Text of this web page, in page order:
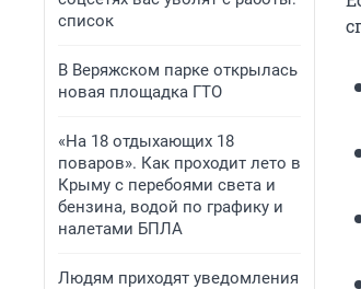
список
В Веряжском парке открылась
новая площадка ГТО
«На 18 отдыхающих 18
поваров». Как проходит лето в
Крыму с перебоями света и
бензина, водой по графику и
налетами БПЛА
Людям приходят уведомления